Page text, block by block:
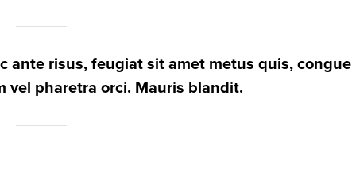
ante risus, feugiat sit amet metus quis, congue
vel pharetra orci. Mauris blandit.